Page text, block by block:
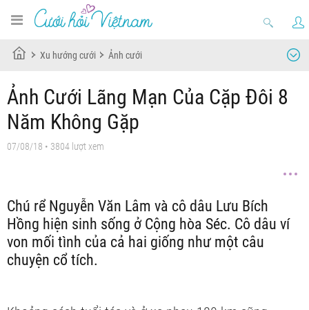
Xu hướng cưới Ảnh cưới
Ảnh Cưới Lãng Mạn Của Cặp Đôi 8
Năm Không Gặp
07/08/18 • 3804 lượt xem
Chú rể Nguyễn Văn Lâm và cô dâu Lưu Bích
Hồng hiện sinh sống ở Cộng hòa Séc. Cô dâu ví
von mối tình của cả hai giống như một câu
chuyện cổ tích.